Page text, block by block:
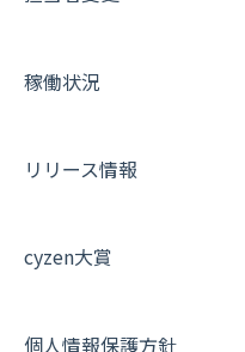
その他よくある質問
稼働状況
リリース情報
cyzen大賞
個人情報保護方針